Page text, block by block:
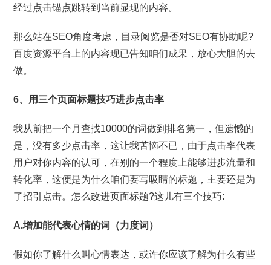
经过点击锚点跳转到当前显现的内容。
那么站在SEO角度考虑，目录阅览是否对SEO有协助呢?
百度资源平台上的内容现已告知咱们成果，放心大胆的去
做。
6、用三个页面标题技巧进步点击率
我从前把一个月查找10000的词做到排名第一，但遗憾的
是，没有多少点击率，这让我苦恼不已，由于点击率代表
用户对你内容的认可，在别的一个程度上能够进步流量和
转化率，这便是为什么咱们要写吸睛的标题，主要还是为
了招引点击。怎么改进页面标题?这儿有三个技巧:
A.增加能代表心情的词（力度词）
假如你了解什么叫心情表达，或许你应该了解为什么有些